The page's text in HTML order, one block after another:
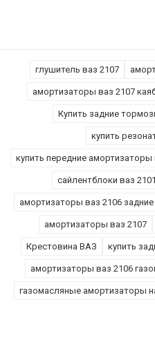
глушитель ваз 2107
амортизаторы ваз 2107
Купить задние
купить
купить передние амортизаторы
сайлентблоки ваз 2101
амортизаторы ваз 2106 задние
амортизаторы ваз 2107
Крестовина ВАЗ купить
амортизаторы ваз 2106
газомасляные амортизаторы